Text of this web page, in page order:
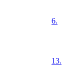
6.
13.